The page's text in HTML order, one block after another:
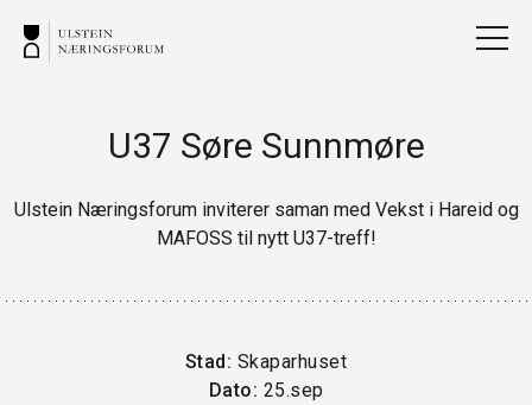
U37 Søre Sunnmøre
Ulstein Næringsforum inviterer saman med Vekst i Hareidog
MAFOSS til nytt U37-treff!
Stad: Skaparhuset
Dato: 25.sep